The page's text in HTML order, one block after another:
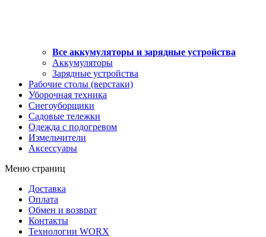
Все аккумуляторы и зарядные устройства
Аккумуляторы
Зарядные устройства
Рабочие столы (верстаки)
Уборочная техника
Снегоуборщики
Садовые тележки
Одежда с подогревом
Измельчители
Аксессуары
Меню страниц
Доставка
Оплата
Обмен и возврат
Контакты
Технологии WORX